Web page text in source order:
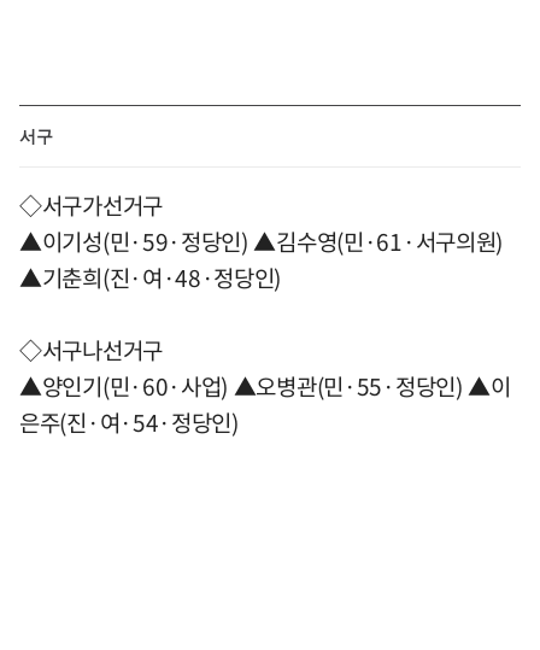
서구
◇서구가선거구
▲이기성(민·59·정당인) ▲김수영(민·61·서구의원)
▲기춘희(진·여·48·정당인)
◇서구나선거구
▲양인기(민·60·사업) ▲오병관(민·55·정당인) ▲이
은주(진·여·54·정당인)